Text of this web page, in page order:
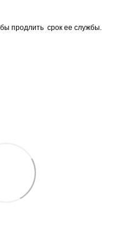
продлить срок ее службы.